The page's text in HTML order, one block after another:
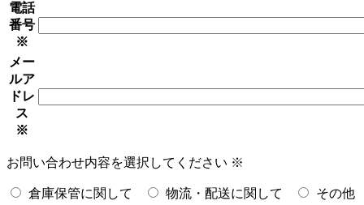
電話
番号
※
メー
ルア
ドレ
ス
※
お問い合わせ内容を選択してください ※
倉庫保管に関して 物流・配送に関して その他